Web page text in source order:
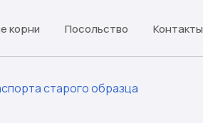
корни Посольство Контакты
старого образца